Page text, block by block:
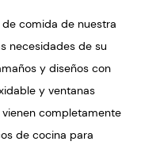
comida de nuestra
necesidades de su
y diseños con
y ventanas
completamente
de cocina para